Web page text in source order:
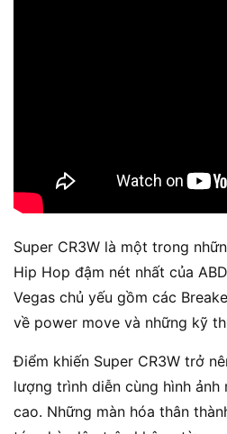
Super CR3W là một trong
Hip Hop đậm nét nhất của
Vegas chủ yếu gồm các
về power move và những kỹ
Điểm khiến Super CR3W trở
lượng trình diễn cùng hình
cao. Những màn hóa thân